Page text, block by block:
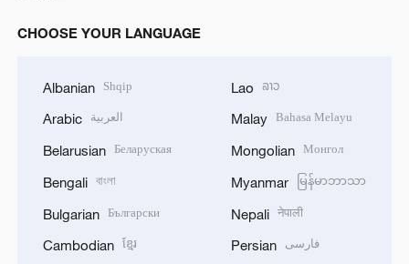
CHOOSE YOUR LANGUAGE
Albanian Shqip
Arabic العربية
Belarusian Беларуская
Bengali বাংলা
Bulgarian Български
Cambodian ខ្មែរ
Lao ລາວ
Malay Bahasa Melayu
Mongolian Монгол
Myanmar မြန်မာဘာသာ
Nepali नेपाली
Persian فارسی